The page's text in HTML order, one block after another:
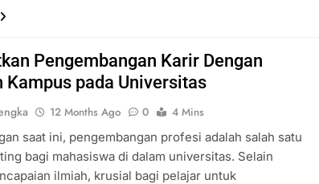
Pengembangan Karir Dengan
Kampus pada Universitas
12 Months Ago 0
4 Mins
saat ini, pengembangan profesi adalah salah satu
bagi mahasiswa di dalam universitas. Selain
ilmiah, krusial bagi pelajar untuk